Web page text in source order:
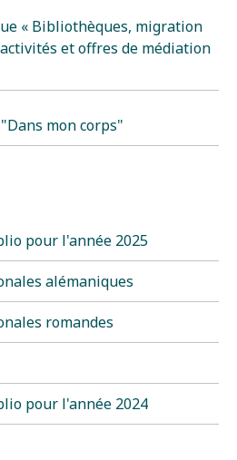
« Bibliothèques, migration
et offres de médiation
mon corps"
pour l'année 2025
alémaniques
romandes
pour l'année 2024